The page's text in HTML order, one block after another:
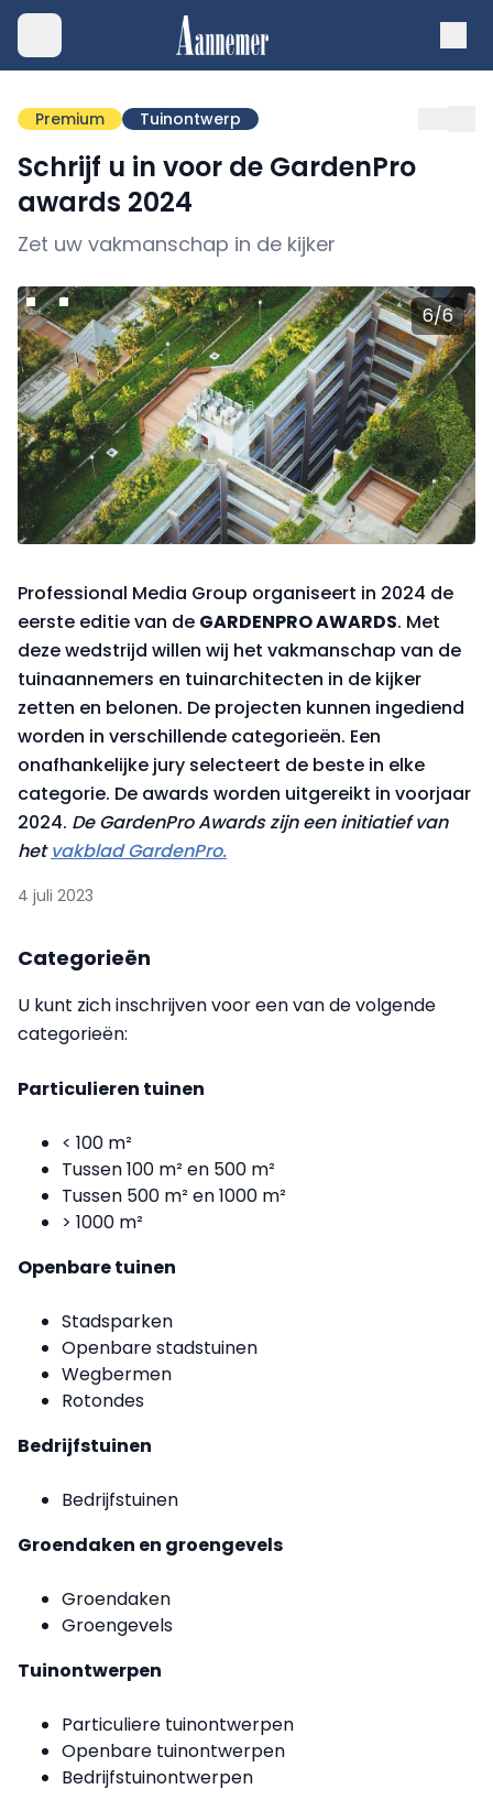
Premium Tuinontwerp
Schrijf u in voor de GardenPro
awards 2024
Zet uw vakmanschap in de kijker
6/6
Professional Media Group organiseert in 2024 de
eerste editie van de GARDENPRO AWARDS. Met
deze wedstrijd willen wij het vakmanschap van de
tuinaannemers en tuinarchitecten in de kijker
zetten en belonen. De projecten kunnen ingediend
worden in verschillende categorieën. Een
onafhankelijke jury selecteert de beste in elke
categorie. De awards worden uitgereikt in voorjaar
2024. De GardenPro Awards zijn een initiatief van
hetvakblad GardenPro.
4 juli 2023
Categorieën
U kunt zich inschrijven voor een van de volgende
categorieën:
Particulieren tuinen
< 100 m²
Tussen 100 m² en 500 m²
Tussen 500 m² en 1000 m²
> 1000 m²
Openbare tuinen
Stadsparken
Openbare stadstuinen
Wegbermen
Rotondes
Bedrijfstuinen
Bedrijfstuinen
Groendaken en groengevels
Groendaken
Groengevels
Tuinontwerpen
Particuliere tuinontwerpen
Openbare tuinontwerpen
Bedrijfstuinontwerpen